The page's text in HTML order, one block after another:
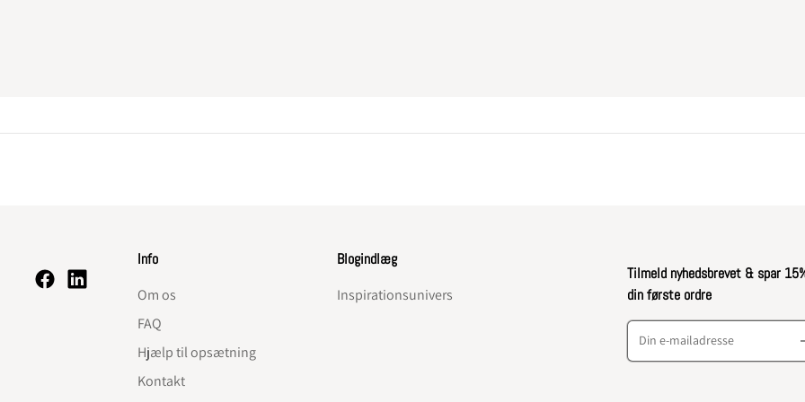
Info
Om os
FAQ
Hjælp til opsætning
Kontakt
Blogindlæg
Inspirationsunivers
Tilmeld nyhedsbrevet & spar
din første ordre
Din e-mailadresse